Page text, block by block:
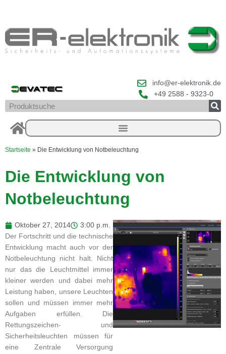
springen
info@er-elektronik.de
+49 2588 - 9323-0
Suche
Startseite » Die Entwicklung von Notbeleuchtung
Die Entwicklung von
Notbeleuchtung
Oktober 27, 2014
3:00 p.m.
Der Fortschritt und die technische
Entwicklung macht auch vor der
Notbeleuchtung nicht halt. Nicht
nur das die Leuchtmittel immer
kleiner werden und dabei mehr
Leistung haben, unsere Leuchten
sollen und müssen immer mehr
Aufgaben erfüllen. Die
Rettungszeichen- und
Sicherheitsleuchten müssen für
eine Zentrale Versorgung